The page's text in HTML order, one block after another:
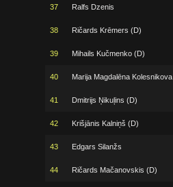
37 Ralfs Dzenis
38 Ričards Krēmers (D)
39 Mihails Kučmenko (D)
40 Marija Magdalēna Kolesnikova
41 Dmitrijs Ņikuļins (D)
42 Krišjānis Kalniņš (D)
43 Edgars Silanžs
44 Ričards Mačanovskis (D)